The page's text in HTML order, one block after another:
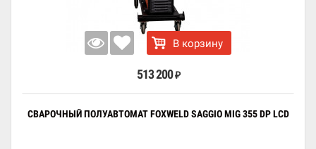
В корзину
513 200 ₽
СВАРОЧНЫЙ ПОЛУАВТОМАТ FOXWELD SAGGIO MIG 355 DP LCD